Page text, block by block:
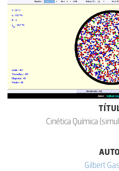
Cinética Química
Gilbert